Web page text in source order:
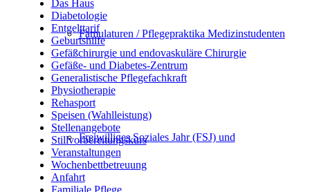
Famulaturen / Pflegepraktika Medizinstudenten
Freiwilliges Soziales Jahr (FSJ) und
Das Haus
Diabetologie
Entgelttarif
Geburtshilfe
Gefäßchirurgie und endovaskuläre Chirurgie
Gefäße- und Diabetes-Zentrum
Generalistische Pflegefachkraft
Physiotherapie
Rehasport
Speisen (Wahlleistung)
Stellenangebote
Stillvorbereitungskurs
Veranstaltungen
Wochenbettbetreuung
Anfahrt